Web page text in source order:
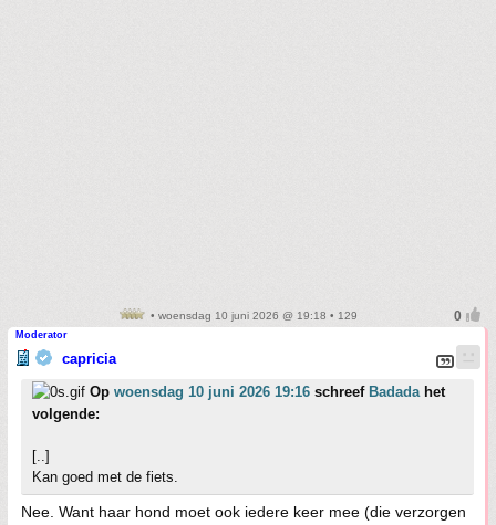
• woensdag 10 juni 2026 @ 19:18 • 129
Moderator
capricia
Op woensdag 10 juni 2026 19:16 schreef Badadahet
volgende:
[..]
Kan goed met de fiets.
Nee. Want haar hond moet ook iedere keer mee (die verzorgen